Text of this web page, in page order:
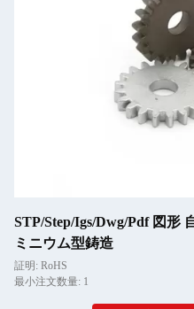
STP/Step/Igs/Dwg/Pdf 図形
ミニウム型鋳造
証明: RoHS
最小注文数量: 1